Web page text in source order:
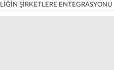
ŞİRKETLERE ENTEGRASYONU